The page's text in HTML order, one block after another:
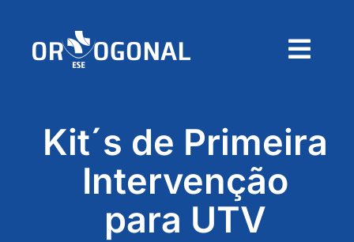
content
SobreKit´s de Primeira
Intervenção
para UTV